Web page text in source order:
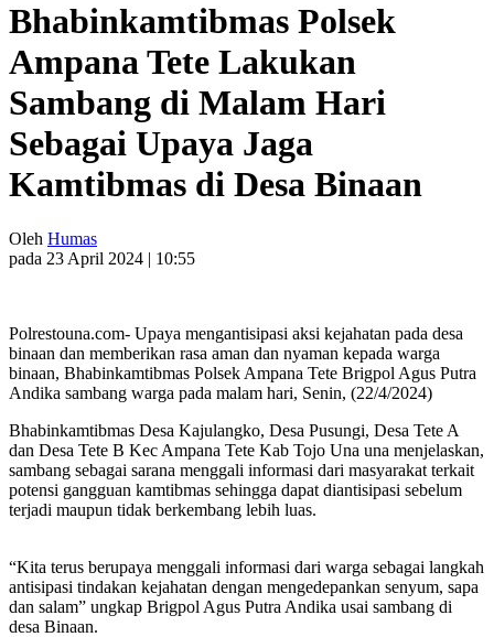
Bhabinkamtibmas Polsek
Ampana Tete Lakukan
Sambang di Malam Hari
Sebagai Upaya Jaga
Kamtibmas di Desa Binaan
Oleh Humas
pada 23 April 2024 | 10:55
Polrestouna.com- Upaya mengantisipasi aksi kejahatan pada desa
binaan dan memberikan rasa aman dan nyaman kepada warga
binaan, Bhabinkamtibmas Polsek Ampana Tete Brigpol Agus Putra
Andika sambang warga pada malam hari, Senin, (22/4/2024)
Bhabinkamtibmas Desa Kajulangko, Desa Pusungi, Desa Tete A
dan Desa Tete B Kec Ampana Tete Kab Tojo Una una menjelaskan,
sambang sebagai sarana menggali informasi dari masyarakat terkait
potensi gangguan kamtibmas sehingga dapat diantisipasi sebelum
terjadi maupun tidak berkembang lebih luas.
“Kita terus berupaya menggali informasi dari warga sebagai langkah
antisipasi tindakan kejahatan dengan mengedepankan senyum, sapa
dan salam” ungkap Brigpol Agus Putra Andika usai sambang di
desa Binaan.